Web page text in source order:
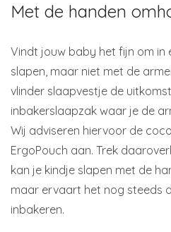
Met de handen
Vindt jouw baby het fijn om in
slapen, maar niet met de
vlinder slaapvestje de
inbakerslaapzak waar je de
Wij adviseren hiervoor de
ErgoPouch aan. Trek
kan je kindje slapen met de
maar ervaart het nog steeds
inbakeren.